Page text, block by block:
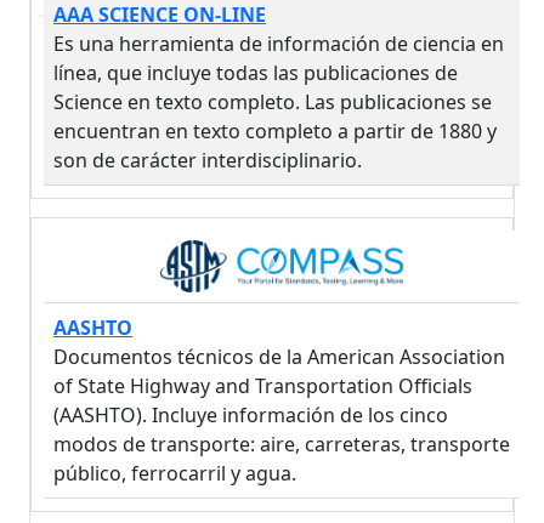
AAA SCIENCE ON-LINE
Es una herramienta de información de ciencia en
línea, que incluye todas las publicaciones de
Science en texto completo. Las publicaciones se
encuentran en texto completo a partir de 1880 y
son de carácter interdisciplinario.
AASHTO
Documentos técnicos de la American Association
of State Highway and Transportation Officials
(AASHTO). Incluye información de los cinco
modos de transporte: aire, carreteras, transporte
público, ferrocarril y agua.